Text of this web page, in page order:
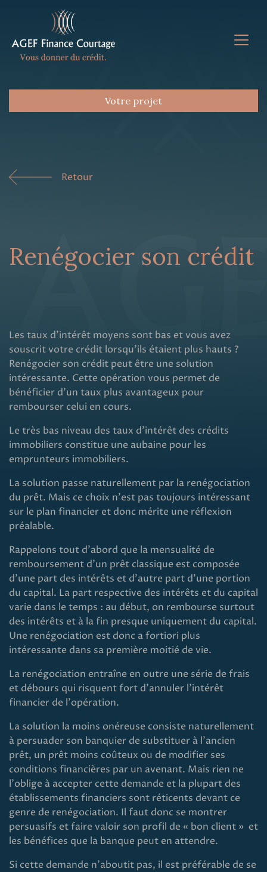
Votre projet
Retour
Renégocier son crédit
Les taux d'intérêt moyens sont bas et vous avez
souscrit votre crédit lorsqu'ils étaient plus hauts ?
Renégocier son crédit peut être une solution
intéressante. Cette opération vous permet de
bénéficier d'un taux plus avantageux pour
rembourser celui en cours.
Le très bas niveau des taux d'intérêt des crédits
immobiliers constitue une aubaine pour les
emprunteurs immobiliers.
La solution passe naturellement par la renégociation
du prêt. Mais ce choix n'est pas toujours intéressant
sur le plan financier et donc mérite une réflexion
préalable.
Rappelons tout d'abord que la mensualité de
remboursement d'un prêt classique est composée
d'une part des intérêts et d'autre part d'une portion
du capital. La part respective des intérêts et du capital
varie dans le temps : au début, on rembourse surtout
des intérêts et à la fin presque uniquement du capital.
Une renégociation est donc a fortiori plus
intéressante dans sa première moitié de vie.
La renégociation entraîne en outre une série de frais
et débours qui risquent fort d'annuler l'intérêt
financier de l'opération.
La solution la moins onéreuse consiste naturellement
à persuader son banquier de substituer à l'ancien
prêt, un prêt moins coûteux ou de modifier ses
conditions financières par un avenant. Mais rien ne
l'oblige à accepter cette demande et la plupart des
établissements financiers sont réticents devant ce
genre de renégociation. Il faut donc se montrer
persuasifs et faire valoir son profil de « bon client » et
les bénéfices que la banque peut en attendre.
Si cette demande n’aboutit pas, il est préférable de se